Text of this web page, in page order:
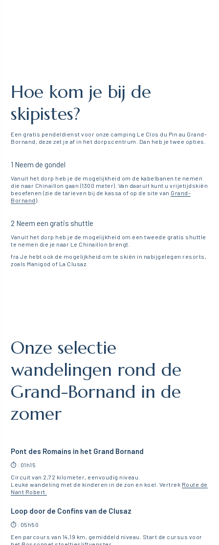
Hoe kom je bij de
skipistes?
Een gratis pendeldienst voor onze camping Le Clos du Pin au Grand-
Bornand, deze zet je af in het dorpscentrum. Dan heb je twee opties.
1️ Neem de gondel
Vanuit het dorp heb je de mogelijkheid om de kabelbanen te nemen
die naar Chinaillon gaan (1300 meter). Van daaruit kunt u vrijetijdskiën
beoefenen (zie de tarieven bij de kassa of op de site van Grand-
Bornand ).
2️ Neem een gratis shuttle
Vanuit het dorp heb je de mogelijkheid om een tweede gratis shuttle
te nemen die je naar Le Chinaillon brengt.
fra️ Je hebt ook de mogelijkheid om te skiën in nabijgelegen resorts,
zoals Manigod of La Clusaz.
Onze selectie
wandelingen rond de
Grand-Bornand in de
zomer
Pont des Romains in het Grand Bornand
⏱️: 01h15
Circuit van 2,72 kilometer, eenvoudig niveau.
Leuke wandeling met de kinderen in de zon en koel. Vertrek Route de
Nant Robert.
Loop door de Confins van de Clusaz
⏱️: 05h50
Een parcours van 14,19 km, gemiddeld niveau. Start de cursus voor